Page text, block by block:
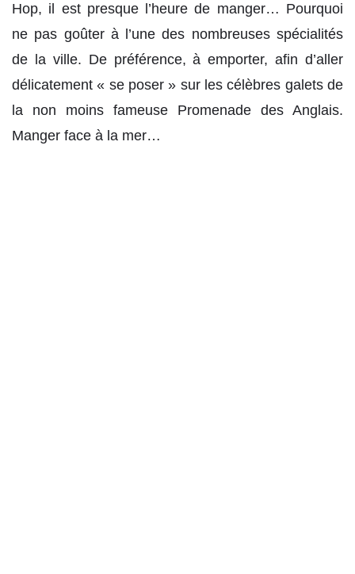
Hop, il est presque l’heure de manger… Pourquoi
ne pas goûter à l’une des nombreuses spécialités
de la ville. De préférence, à emporter, afin d’aller
délicatement « se poser » sur les célèbres galets de
la non moins fameuse Promenade des Anglais.
Manger face à la mer…